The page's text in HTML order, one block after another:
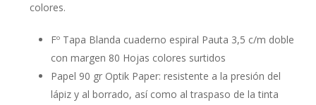
colores.
Fº Tapa Blanda cuaderno espiral Pauta 3,5 c/m doble
con margen 80 Hojas colores surtidos
Papel 90 gr Optik Paper: resistente a la presión del
lápiz y al borrado, así como al traspaso de la tinta